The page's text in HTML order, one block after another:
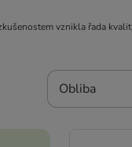
vznikla řada
Obliba